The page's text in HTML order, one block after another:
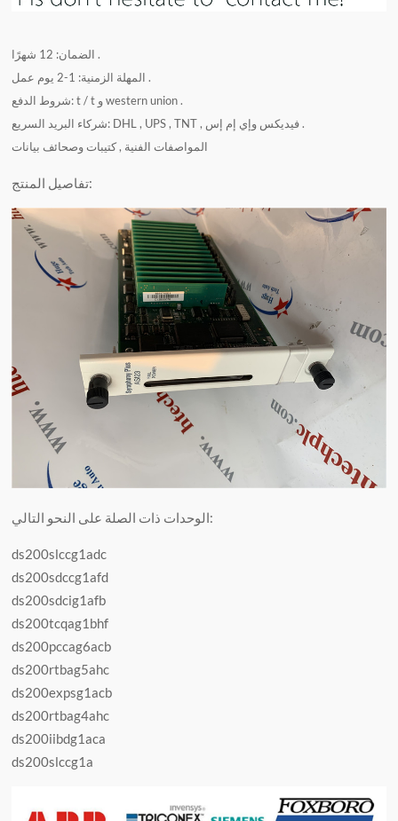
الضمان: 12 شهرًا .
المهلة الزمنية: 1-2 يوم عمل .
شروط الدفع: t / t و western union .
شركاء البريد السريع: DHL , UPS , TNT , فيديكس وإي إم إس .
المواصفات الفنية , كتيبات وصحائف بيانات
تفاصيل المنتج:
الوحدات ذات الصلة على النحو التالي:
ds200slccg1adc
ds200sdccg1afd
ds200sdcig1afb
ds200tcqag1bhf
ds200pccag6acb
ds200rtbag5ahc
ds200expsg1acb
ds200rtbag4ahc
ds200iibdg1aca
ds200slccg1a